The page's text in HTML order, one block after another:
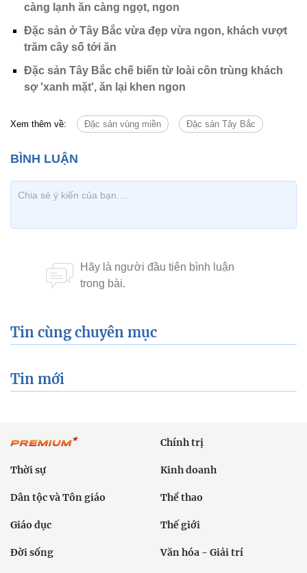
càng lạnh ăn càng ngọt, ngon
Đặc sản ở Tây Bắc vừa đẹp vừa ngon, khách vượt
trăm cây số tới ăn
Đặc sản Tây Bắc chế biến từ loài côn trùng khách
sợ 'xanh mặt', ăn lại khen ngon
Xem thêm về: Đặc sản vùng miền Đặc sản Tây Bắc
Tin cùng chuyên mục
Tin mới
Chính trị
Thời sự Kinh doanh
Dân tộc và Tôn giáo Thể thao
Giáo dục Thế giới
Đời sống Văn hóa - Giải trí